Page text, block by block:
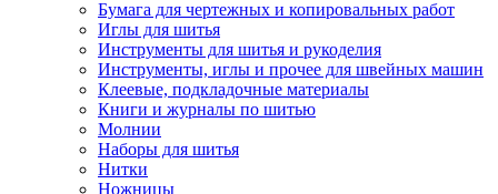
Бумага для чертежных и копировальных работ
Иглы для шитья
Инструменты для шитья и рукоделия
Инструменты, иглы и прочее для швейных машин
Клеевые, подкладочные материалы
Книги и журналы по шитью
Молнии
Наборы для шитья
Нитки
Ножницы